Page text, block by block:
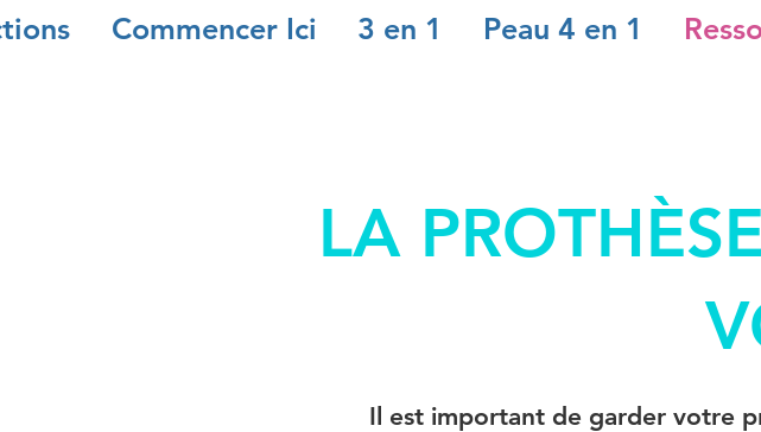
Commencer Ici 3 en 1 Peau 4 en 1
LA
Il est important de garder votre